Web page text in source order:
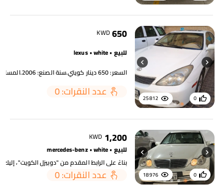
25812 0
650
KWD
للبيع • lexus • white
عدد النقرات: 0
18976 0
1,200
KWD
للبيع • mercedes-benz • white
عدد النقرات: 0